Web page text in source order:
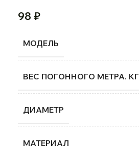
98 ₽
МОДЕЛЬ
ВЕС ПОГОННОГО МЕТРА. КГ
ДИАМЕТР
МАТЕРИАЛ